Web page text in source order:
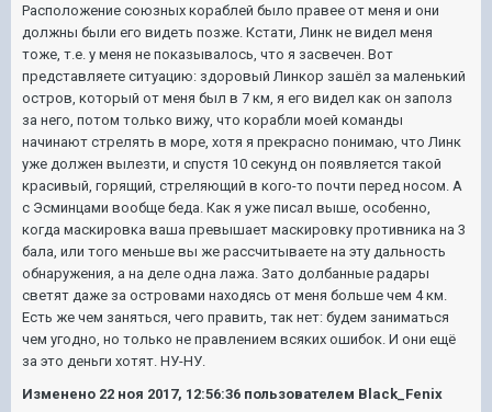
Расположение союзных кораблей было правее от меня и они
должны были его видеть позже. Кстати, Линк не видел меня
тоже, т.е. у меня не показывалось, что я засвечен. Вот
представляете ситуацию: здоровый Линкор зашёл за маленький
остров, который от меня был в 7 км, я его видел как он заполз
за него, потом только вижу, что корабли моей команды
начинают стрелять в море, хотя я прекрасно понимаю, что Линк
уже должен вылезти, и спустя 10 секунд он появляется такой
красивый, горящий, стреляющий в кого-то почти перед носом. А
с Эсминцами вообще беда. Как я уже писал выше, особенно,
когда маскировка ваша превышает маскировку противника на 3
бала, или того меньше вы же рассчитываете на эту дальность
обнаружения, а на деле одна лажа. Зато долбанные радары
светят даже за островами находясь от меня больше чем 4 км.
Есть же чем заняться, чего править, так нет: будем заниматься
чем угодно, но только не правлением всяких ошибок. И они ещё
за это деньги хотят. НУ-НУ.
Изменено 22 ноя 2017, 12:56:36 пользователем Black_Fenix